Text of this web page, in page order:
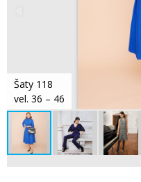
Šaty 118
vel. 36 – 46